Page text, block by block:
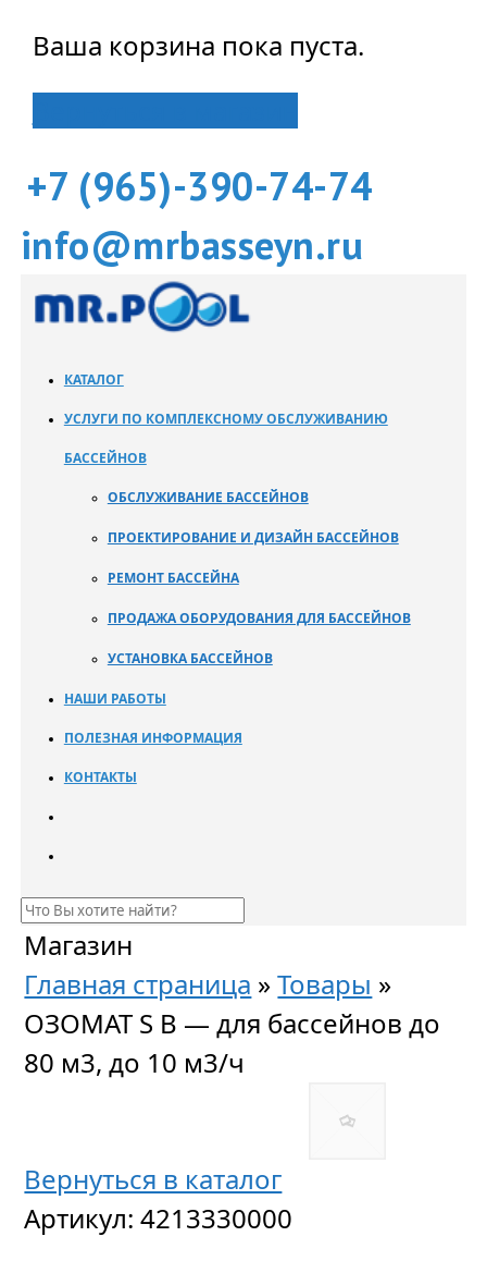
Ваша корзина пока пуста.
+7 (965)-390-74-74
info@mrbasseyn.ru
КАТАЛОГ
УСЛУГИ ПО КОМПЛЕКСНОМУ ОБСЛУЖИВАНИЮ
БАССЕЙНОВ
ОБСЛУЖИВАНИЕ БАССЕЙНОВ
ПРОЕКТИРОВАНИЕ И ДИЗАЙН БАССЕЙНОВ
РЕМОНТ БАССЕЙНА
ПРОДАЖА ОБОРУДОВАНИЯ ДЛЯ БАССЕЙНОВ
УСТАНОВКА БАССЕЙНОВ
НАШИ РАБОТЫ
ПОЛЕЗНАЯ ИНФОРМАЦИЯ
КОНТАКТЫ
Магазин
Главная страница »Товары »
ОЗОМАТ S B — для бассейнов до
80 м3, до 10 м3/ч
Вернуться в каталог
Артикул:4213330000